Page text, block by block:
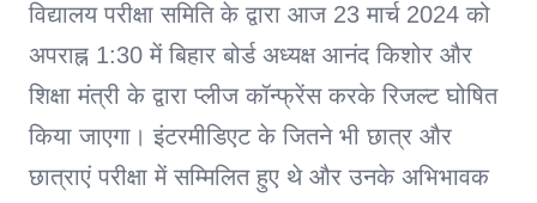
विद्यालय परीक्षा समिति के द्वारा आज 23 मार्च 2024 को
अपराह्न 1:30 में बिहार बोर्ड अध्यक्ष आनंद किशोर और
शिक्षा मंत्री के द्वारा प्लीज कॉन्फ्रेंस करके रिजल्ट घोषित
किया जाएगा। इंटरमीडिएट के जितने भी छात्र और
छात्राएं परीक्षा में सम्मिलित हुए थे और उनके अभिभावक